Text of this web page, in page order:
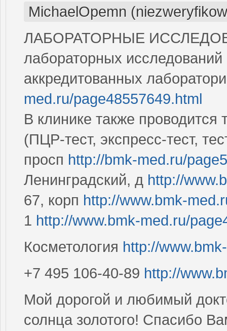
MichaelOpemn
ЛАБОРАТОРНЫЕ
лабораторных
аккредитованных
med.ru/page48557649.html
В клинике также проводится
(ПЦР-тест, экспресс-тест,
просп http://bmk-med.ru/
Ленинградский, д http://
67, корп http://www.bmk-
1 http://www.bmk-med.ru/
Косметология http://
+7 495 106-40-89 http://
Мой дорогой и любимый
солнца золотого! Спасибо